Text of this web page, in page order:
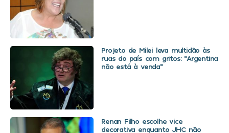
Projeto de Milei leva multidão às
ruas do país com gritos: “Argentina
não está à venda”
Renan Filho escolhe vice
decorativa enquanto JHC não